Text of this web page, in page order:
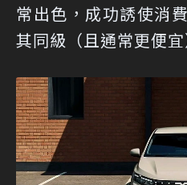
常出色，成功誘使消
其同級（且通常更便